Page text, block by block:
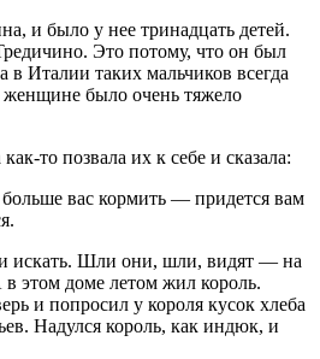
и было у нее тринадцать детей.
Это потому, что он был
в Италии таких мальчиков всегда
женщине было очень тяжело
то позвала их к себе и сказала:
вас кормить — придется вам
искать. Шли они, шли, видят — на
этом доме летом жил король.
и попросил у короля кусок хлеба
Надулся король, как индюк, и